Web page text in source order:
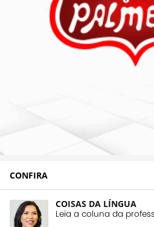
CONFIRA
COISAS DA LÍNGUA
Leia a coluna da